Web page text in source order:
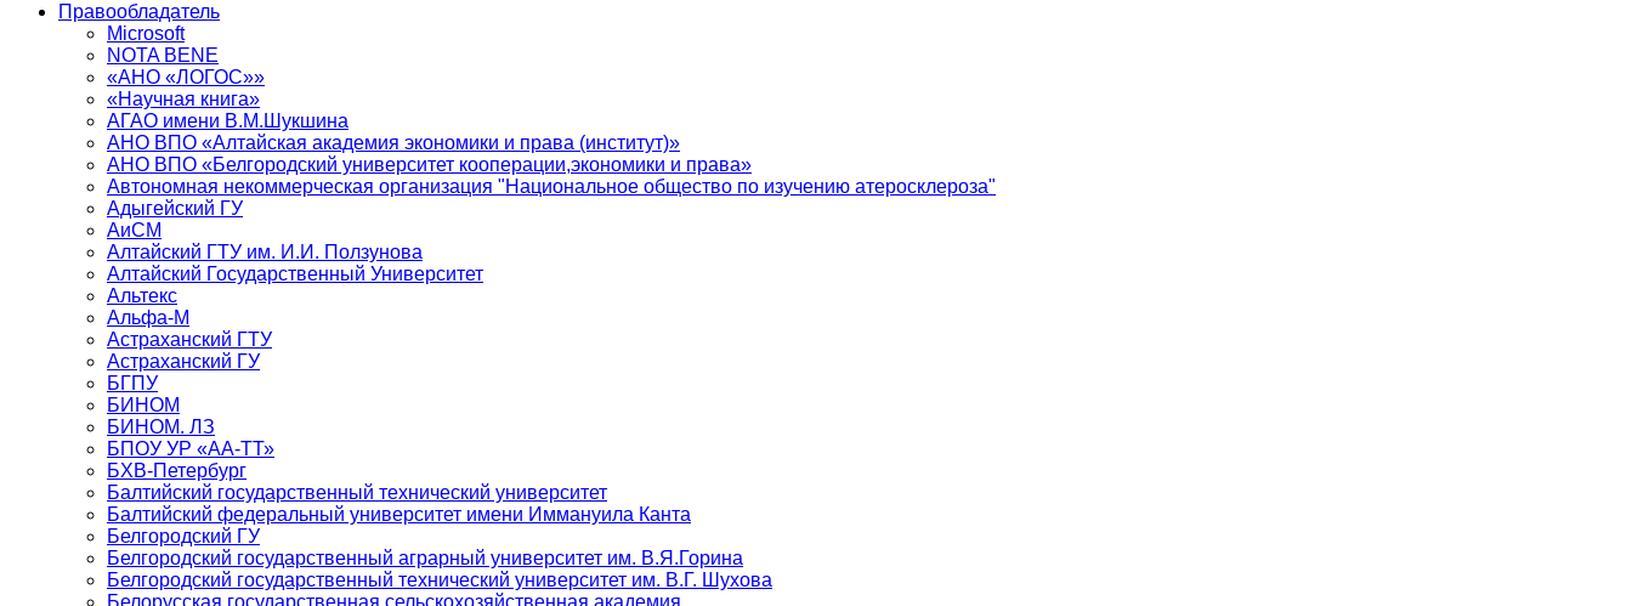
Правообладатель
Microsoft
NOTA BENE
«АНО «ЛОГОС»»
«Научная книга»
АГАО имени В.М.Шукшина
АНО ВПО «Алтайская академия экономики и права (институт)»
АНО ВПО «Белгородский университет кооперации,экономики и права»
Автономная некоммерческая организация "Национальное общество по изучению атеросклероза"
Адыгейский ГУ
АиСМ
Алтайский ГТУ им. И.И. Ползунова
Алтайский Государственный Университет
Альтекс
Альфа-М
Астраханский ГТУ
Астраханский ГУ
БГПУ
БИНОМ
БИНОМ. ЛЗ
БПОУ УР «АА-ТТ»
БХВ-Петербург
Балтийский государственный технический университет
Балтийский федеральный университет имени Иммануила Канта
Белгородский ГУ
Белгородский государственный аграрный университет им. В.Я.Горина
Белгородский государственный технический университет им. В.Г. Шухова